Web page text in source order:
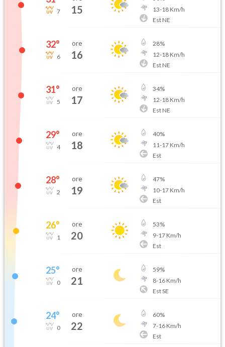
7 15
13-18Km/h
Est NE
32°
6
ore
16
28%
12-18Km/h
Est NE
31°
5
ore
17
34%
12-18Km/h
Est NE
29°
4
ore
18
40%
11-17Km/h
Est
28°
2
ore
19
47%
10-17Km/h
Est
26°
1
ore
20
53%
9-17Km/h
Est
25°
0
ore
21
59%
8-16Km/h
Est SE
24°
0
ore
22
60%
7-16Km/h
Est